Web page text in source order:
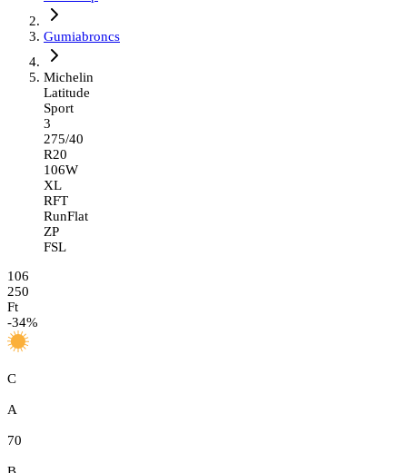
Gumiabroncs
Michelin
Latitude
Sport
3
275/40
R20
106W
XL
RFT
RunFlat
ZP
FSL
106
250
Ft
-34%
C
A
70